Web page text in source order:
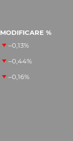
MODIFICARE %
–0,13%
–0,44%
–0,16%